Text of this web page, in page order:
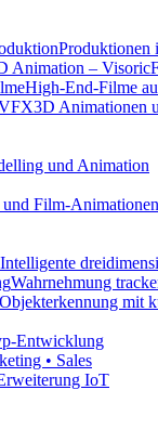
Produktionen
Animation – Visoric
High-End-Filme
3D Animationen
und Animation
Film-Animationen
Intelligente
Wahrnehmung
Objekterkennung mit
Entwicklung
• Sales
IoT